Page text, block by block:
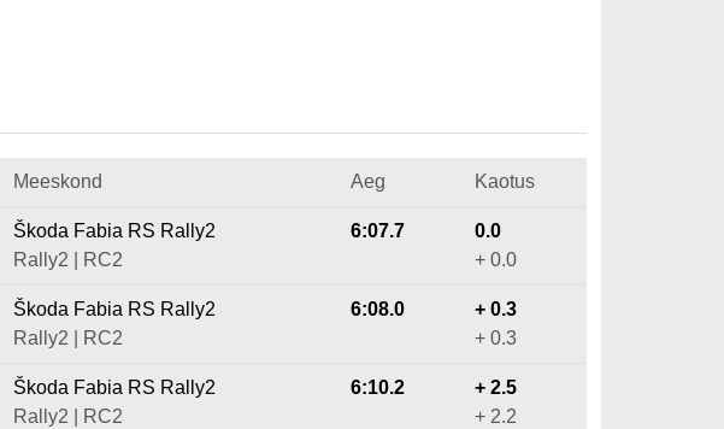
Meeskond Aeg Kaotus
Škoda Fabia RS Rally2
Rally2 | RC2
6:07.7
0.0
+ 0.0
Škoda Fabia RS Rally2
Rally2 | RC2
6:08.0
+ 0.3
+ 0.3
Škoda Fabia RS Rally2
Rally2 | RC2
6:10.2
+ 2.5
+ 2.2